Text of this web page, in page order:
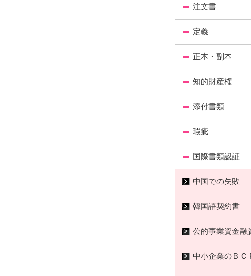
注文書
定義
正本・副本
知的財産権
添付書類
瑕疵
国際書類認証
中国での失敗
韓国語契約書
公的事業資金融
中小企業のＢＣ